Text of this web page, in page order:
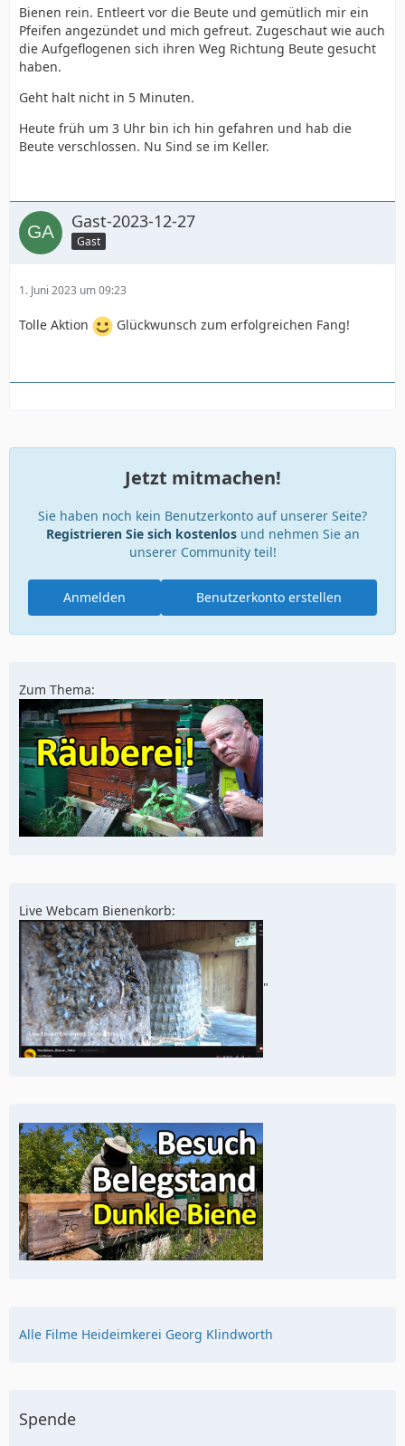
Bienen rein. Entleert vor die Beute und gemütlich mir ein
Pfeifen angezündet und mich gefreut. Zugeschaut wie auch
die Aufgeflogenen sich ihren Weg Richtung Beute gesucht
haben.
Geht halt nicht in 5 Minuten.
Heute früh um 3 Uhr bin ich hin gefahren und hab die
Beute verschlossen. Nu Sind se im Keller.
Gast-2023-12-27
Gast
1. Juni 2023 um 09:23
Tolle Aktion Glückwunsch zum erfolgreichen Fang!
Jetzt mitmachen!
Sie haben noch kein Benutzerkonto auf unserer Seite?
Registrieren Sie sich kostenlosund nehmen Sie an
unserer Community teil!
Benutzerkonto erstellen
Anmelden
Zum Thema:
Live Webcam Bienenkorb:
"
Alle Filme Heideimkerei Georg Klindworth
Spende